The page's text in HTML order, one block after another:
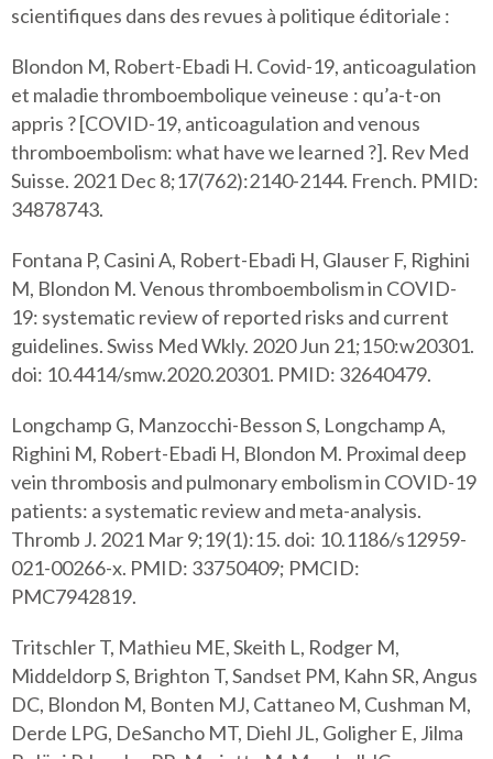
scientifiques dans des revues à politique éditoriale :
Blondon M, Robert-Ebadi H. Covid-19, anticoagulation
et maladie thromboembolique veineuse : qu’a-t-on
appris ? [COVID-19, anticoagulation and venous
thromboembolism: what have we learned ?]. Rev Med
Suisse. 2021 Dec 8;17(762):2140-2144. French. PMID:
34878743.
Fontana P, Casini A, Robert-Ebadi H, Glauser F, Righini
M, Blondon M. Venous thromboembolism in COVID-
19: systematic review of reported risks and current
guidelines. Swiss Med Wkly. 2020 Jun 21;150:w20301.
doi: 10.4414/smw.2020.20301. PMID: 32640479.
Longchamp G, Manzocchi-Besson S, Longchamp A,
Righini M, Robert-Ebadi H, Blondon M. Proximal deep
vein thrombosis and pulmonary embolism in COVID-19
patients: a systematic review and meta-analysis.
Thromb J. 2021 Mar 9;19(1):15. doi: 10.1186/s12959-
021-00266-x. PMID: 33750409; PMCID:
PMC7942819.
Tritschler T, Mathieu ME, Skeith L, Rodger M,
Middeldorp S, Brighton T, Sandset PM, Kahn SR, Angus
DC, Blondon M, Bonten MJ, Cattaneo M, Cushman M,
Derde LPG, DeSancho MT, Diehl JL, Goligher E, Jilma